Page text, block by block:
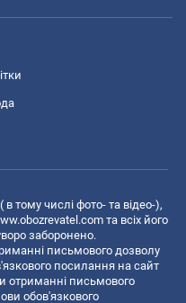
тому числі фото- та відео-),
та всіх його
заборонено.
письмового дозволу
посилання на сайт
отриманні письмового
обов'язкового